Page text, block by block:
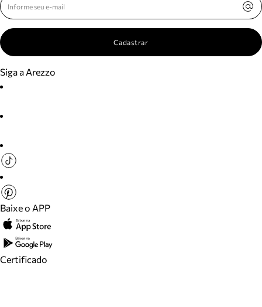
Cadastrar
Siga a Arezzo
Baixe o APP
Certificado